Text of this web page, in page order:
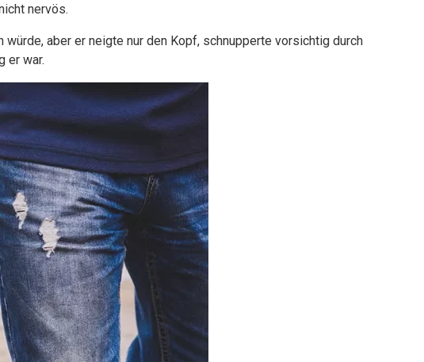
nervös.
aber er neigte nur den Kopf, schnupperte vorsichtig durch
er war.